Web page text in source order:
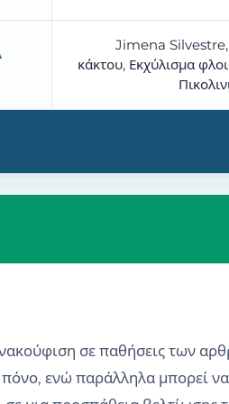
Jimena Silvestre,
κάκτου, Εκχύλισμα
σε παθήσεις των
πόνο, ενώ παράλληλα μπορεί να